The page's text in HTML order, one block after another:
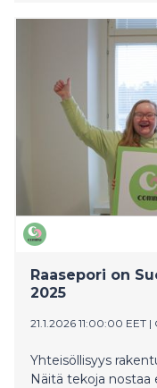
vierailtiin eniten
Raasepori on
2025
21.1.2026 11:00:00 EET |
Yhteisöllisyys
Näitä tekoja nostaa